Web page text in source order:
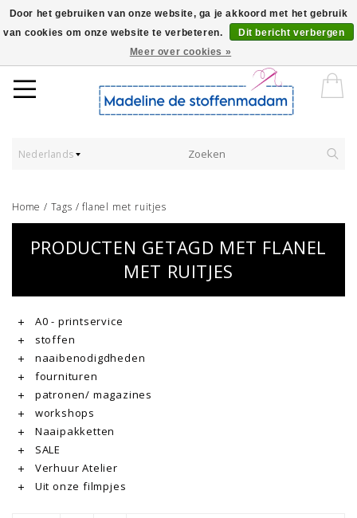
Worldwide Shipping - Onze stoffen worden verkocht per 10 cm.
Nederlands
Home / Tags /flanel met ruitjes
PRODUCTEN GETAGD MET FLANEL
MET RUITJES
A0 - printservice
stoffen
naaibenodigdheden
fournituren
patronen/ magazines
workshops
Naaipakketten
SALE
Verhuur Atelier
Uit onze filmpjes
Door het gebruiken van onze website, ga je akkoord met het gebruik
van cookies om onze website te verbeteren.
Dit bericht verbergen
Meer over cookies »